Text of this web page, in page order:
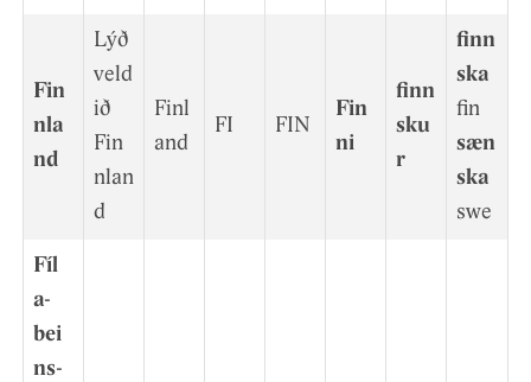
Fin
nla
nd
Lýð
veld
ið
Fin
nlan
d
Finl
and
FI FIN
Fin
ni
finn
sku
r
finn
ska
fin
sæn
ska
swe
Fíl
a­
bei
ns­